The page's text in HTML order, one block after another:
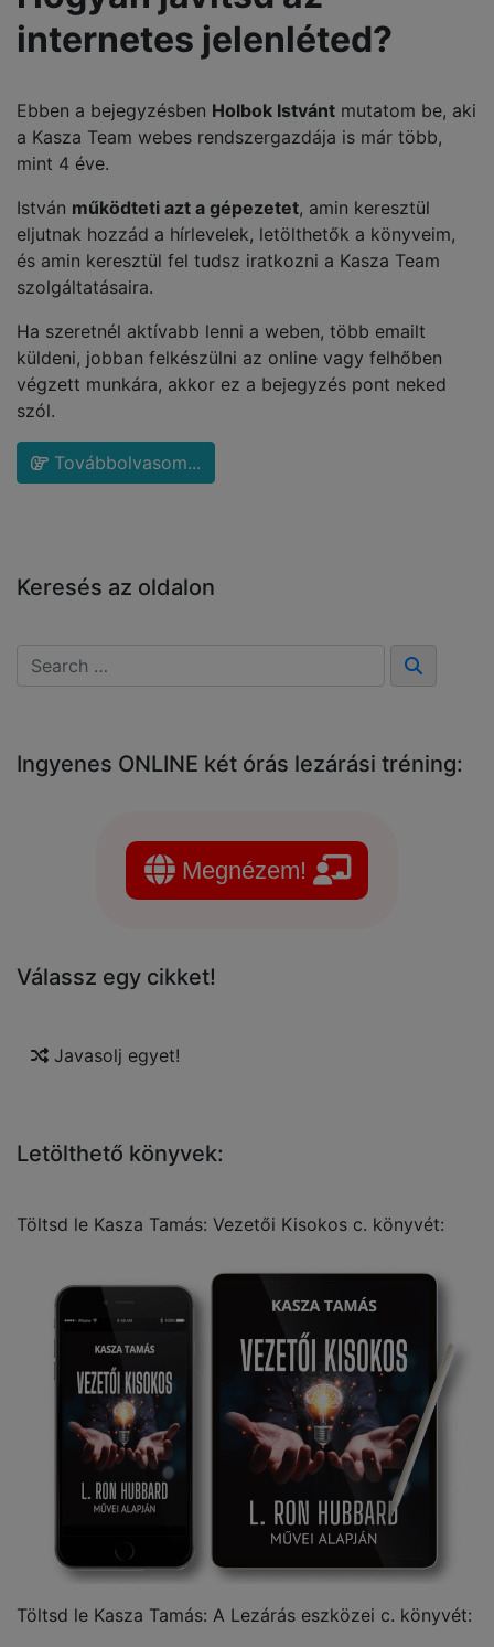
internetes jelenléted?
Ebben a bejegyzésben Holbok Istvánt mutatom be, aki
a Kasza Team webes rendszergazdája is már több,
mint 4 éve.
István működteti azt a gépezetet, amin keresztül
eljutnak hozzád a hírlevelek, letölthetők a könyveim,
és amin keresztül fel tudsz iratkozni a Kasza Team
szolgáltatásaira.
Ha szeretnél aktívabb lenni a weben, több emailt
küldeni, jobban felkészülni az online vagy felhőben
végzett munkára, akkor ez a bejegyzés pont neked
szól.
Továbbolvasom...
Keresés az oldalon
Ingyenes ONLINE két órás lezárási tréning:
Megnézem!
Válassz egy cikket!
Javasolj egyet!
Letölthető könyvek:
Töltsd le Kasza Tamás: Vezetői Kisokos c. könyvét:
Töltsd le Kasza Tamás: A Lezárás eszközei c. könyvét: